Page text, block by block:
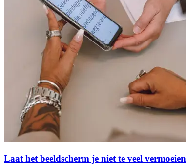
Laat het beeldscherm je niet te veel vermoeien